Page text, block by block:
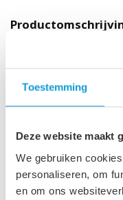
Toestemming
Deze website maakt
We gebruiken
personaliseren, om
en om ons
Maak je aankoop
Bovenblad
Op voorraad